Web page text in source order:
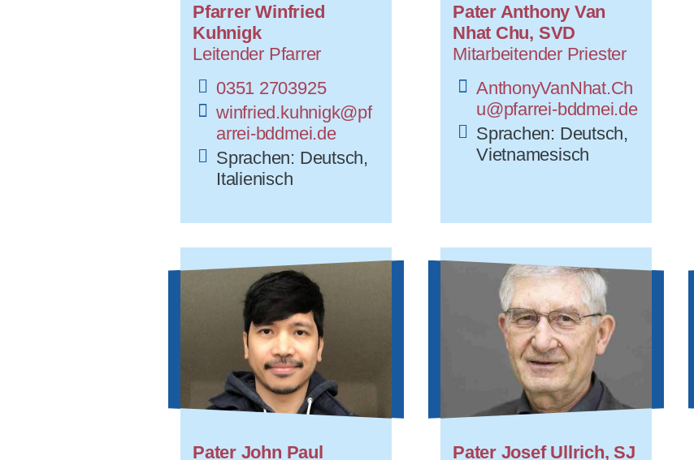
Pfarrer Winfried
Kuhnigk
Leitender Pfarrer
0351 2703925
winfried.kuhnigk@pf
arrei-bddmei.de
Sprachen: Deutsch,
Italienisch
Pater Anthony Van
Nhat Chu, SVD
Mitarbeitender Priester
AnthonyVanNhat.Ch
u@pfarrei-bddmei.de
Sprachen: Deutsch,
Vietnamesisch
Pater John Paul
Pater Josef Ullrich, SJ